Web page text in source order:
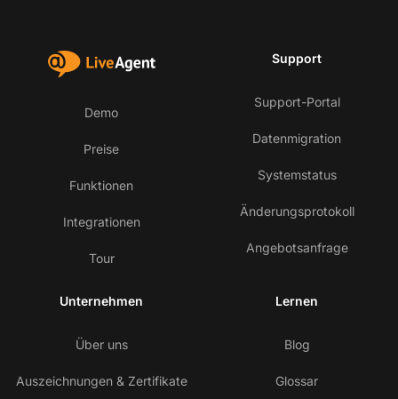
Demo
Preise
Funktionen
Integrationen
Tour
Support
Support-Portal
Datenmigration
Systemstatus
Änderungsprotokoll
Angebotsanfrage
Unternehmen
Über uns
Auszeichnungen & Zertifikate
Lernen
Blog
Glossar